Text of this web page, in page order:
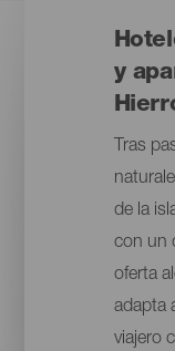
y
Tras
de la
con un
oferta
adapta
viajero